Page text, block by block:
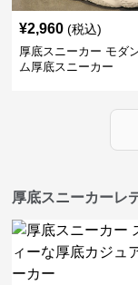
¥2,960 (税込)
厚底スニーカー モダ
ム厚底スニーカー
厚底スニーカーレ